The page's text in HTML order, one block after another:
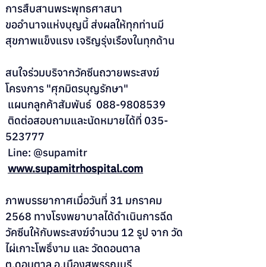
การสืบสานพระพุทธศาสนา
ขออำนาจแห่งบุญนี้ ส่งผลให้ทุกท่านมี
สุขภาพแข็งแรง เจริญรุ่งเรืองในทุกด้าน
สนใจร่วมบริจากวัคซีนถวายพระสงฆ์
โครงการ "ศุภมิตรบุญรักษา"
แผนกลูกค้าสัมพันธ์  088-9808539
ติดต่อสอบถามและนัดหมายได้ที่ 035-
523777
Line: @supamitr
www.supamitrhospital.com
ภาพบรรยากาศเมื่อวันที่ 31 มกราคม
2568 ทางโรงพยาบาลได้ดำเนินการฉีด
วัคซีนให้กับพระสงฆ์จำนวน 12 รูป จาก วัด
ไผ่เกาะโพธิ์งาม และ วัดดอนตาล